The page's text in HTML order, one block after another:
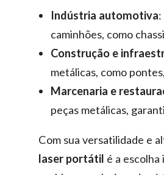
Indústria automotiva
caminhões, como
Construção e
metálicas, como
Marcenaria e
peças metálicas,
Com sua versatilidade e
laser portátil é a